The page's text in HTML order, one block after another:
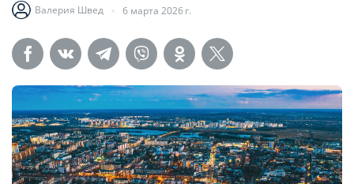
Валерия Швед 6 марта 2026 г.